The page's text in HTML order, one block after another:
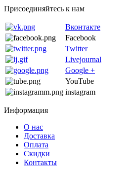
Присоединяйтесь к нам
Вконтакте
Facebook
Twitter
Livejournal
Google +
YouTube
instagram
Информация
О нас
Доставка
Оплата
Скидки
Контакты